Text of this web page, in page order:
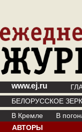
www.ej.ru
БЕЛОРУССКОЕ
В Кремле
В
АВТОРЫ